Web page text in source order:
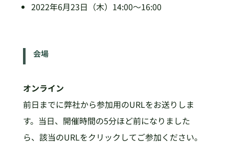
2022年6月23日（木）14:00～16:00
会場
オンライン
前日までに弊社から参加用のURLをお送りしま
す。当日、開催時間の5分ほど前になりました
ら、該当のURLをクリックしてご参加ください。